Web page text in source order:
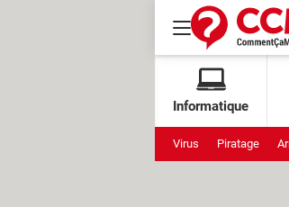
Informatique
Virus Piratage